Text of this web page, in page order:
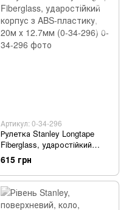
Артикул: 0-34-296
Рулетка Stanley Longtape
Fiberglass, ударостійкий
корпус з ABS-пластику, 20м х
12.7мм (0-34-296)
615 грн